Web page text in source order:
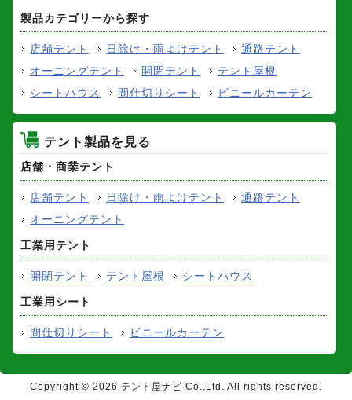
製品カテゴリーから探す
店舗テント 日除け・雨よけテント
通路テント
オーニングテント
開閉テント
テント屋根
シートハウス
間仕切りシート ビニールカーテン
テント製品を見る
店舗・商業テント
店舗テント 日除け・雨よけテント
通路テント
オーニングテント
工業用テント
開閉テント テント屋根 シートハウス
工業用シート
間仕切りシート ビニールカーテン
Copyright © 2026 テント屋ナビ Co.,Ltd. All rights reserved.